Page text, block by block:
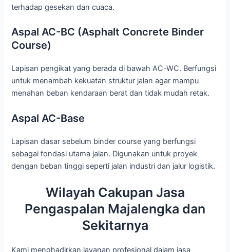
terhadap gesekan dan cuaca.
Aspal AC-BC (Asphalt Concrete Binder
Course)
Lapisan pengikat yang berada di bawah AC-WC. Berfungsi
untuk menambah kekuatan struktur jalan agar mampu
menahan beban kendaraan berat dan tidak mudah retak.
Aspal AC-Base
Lapisan dasar sebelum binder course yang berfungsi
sebagai fondasi utama jalan. Digunakan untuk proyek
dengan beban tinggi seperti jalan industri dan jalur logistik.
Wilayah Cakupan Jasa
Pengaspalan Majalengka dan
Sekitarnya
Kami menghadirkan layanan profesional dalam jasa